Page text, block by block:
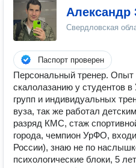
Александр
Свердловская
Паспорт проверен
Персональный тренер.
скалолазанию у студентов
групп и индивидуальных
вуза, так же работал
разряд КМС, стаж
города, чемпион УрФО,
России), знаю не по
психологические блоки, 5